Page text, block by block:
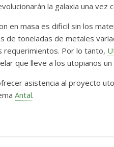
la galaxia una vez
en masa es dificil sin los
de toneladas de metales
requerimientos. Por lo tanto,
que lleve a los utopianos
asistencia al proyecto
Antal.